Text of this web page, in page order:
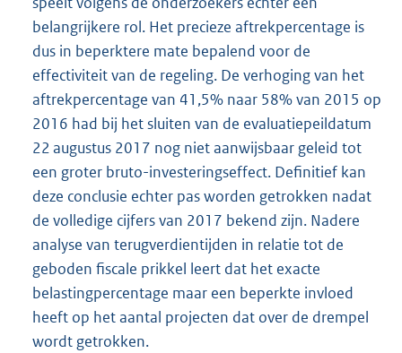
belangrijkere rol. Het precieze aftrekpercentage is
dus in beperktere mate bepalend voor de
effectiviteit van de regeling. De verhoging van het
aftrekpercentage van 41,5% naar 58% van 2015 op
2016 had bij het sluiten van de evaluatiepeildatum
22 augustus 2017 nog niet aanwijsbaar geleid tot
een groter bruto-investeringseffect. Definitief kan
deze conclusie echter pas worden getrokken nadat
de volledige cijfers van 2017 bekend zijn. Nadere
analyse van terugverdientijden in relatie tot de
geboden fiscale prikkel leert dat het exacte
belastingpercentage maar een beperkte invloed
heeft op het aantal projecten dat over de drempel
wordt getrokken.